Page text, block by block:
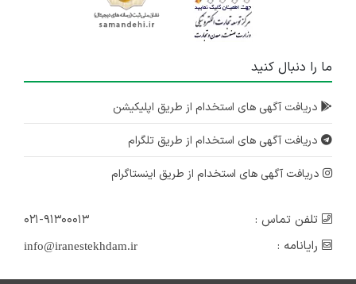
ما را دنبال کنید
دریافت آگهی های استخدام از طریق اپلیکیشن
دریافت آگهی های استخدام از طریق تلگرام
دریافت آگهی های استخدام از طریق اینستاگرام
تلفن تماس :
۰۲۱-۹۱۳۰۰۰۱۳
رایانامه :
info@iranestekhdam.ir